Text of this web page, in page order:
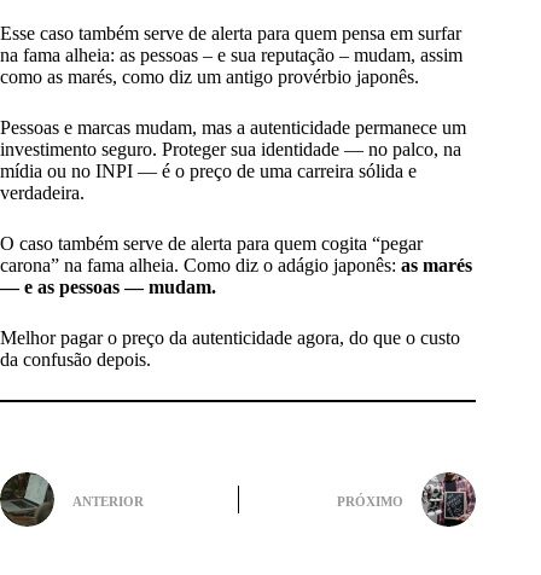
Esse caso também serve de alerta para quem pensa em surfar
na fama alheia: as pessoas – e sua reputação – mudam, assim
como as marés, como diz um antigo provérbio japonês.
Pessoas e marcas mudam, mas a autenticidade permanece um
investimento seguro. Proteger sua identidade — no palco, na
mídia ou no INPI — é o preço de uma carreira sólida e
verdadeira.
O caso também serve de alerta para quem cogita “pegar
carona” na fama alheia. Como diz o adágio japonês: as marés
— e as pessoas — mudam.
Melhor pagar o preço da autenticidade agora, do que o custo
da confusão depois.
ANTERIOR PRÓXIMO